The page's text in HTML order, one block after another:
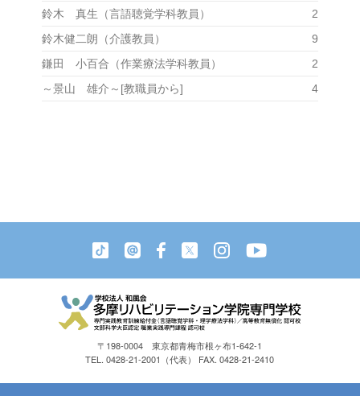
鈴木 真生（言語聴覚学科教員）
2
鈴木健二朗（介護教員）
9
鎌田 小百合（作業療法学科教員）
2
～景山 雄介～[教職員から]
4
〒198-0004 東京都青梅市根ヶ布1-642-1
TEL. 0428-21-2001（代表） FAX. 0428-21-2410